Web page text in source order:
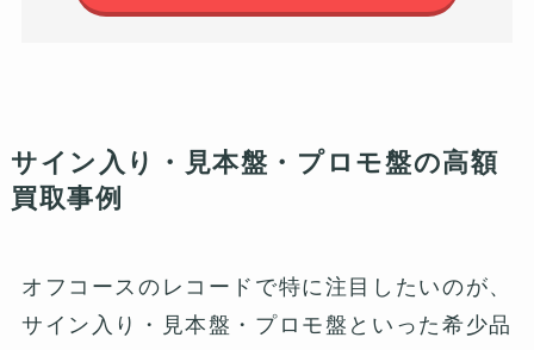
サイン入り・見本盤・プロモ盤の高額
買取事例
オフコースのレコードで特に注目したいのが、
サイン入り・見本盤・プロモ盤といった希少品